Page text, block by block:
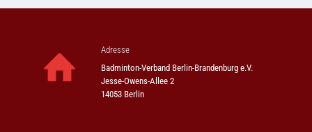
Adresse
Badminton-Verband Berlin-Brandenburg e.V.
Jesse-Owens-Allee 2
14053 Berlin